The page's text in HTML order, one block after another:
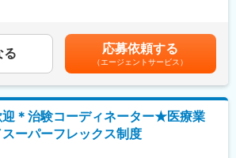
。
：
あり、手厚いフォロー体制があります。
プ：
ます。また、未経験の方でも安心して働けるよ
研修とサポート体制が整えております。
管理
ック
成
調整（薬剤部門、治験担当医など）
与補足＞■昇給：年1回■賞与：年2回※基本給×3.4
合計）■残業30時間を超過した場合は別途時間外
す。賃金はあくまでも目安の金額であり、選考
可能性があります。月給(月額)は固定手当を含め
る 応募依頼する
（エージェントサービス）
迎＊治験コーディネーター★医療業
ーパーフレックス制度